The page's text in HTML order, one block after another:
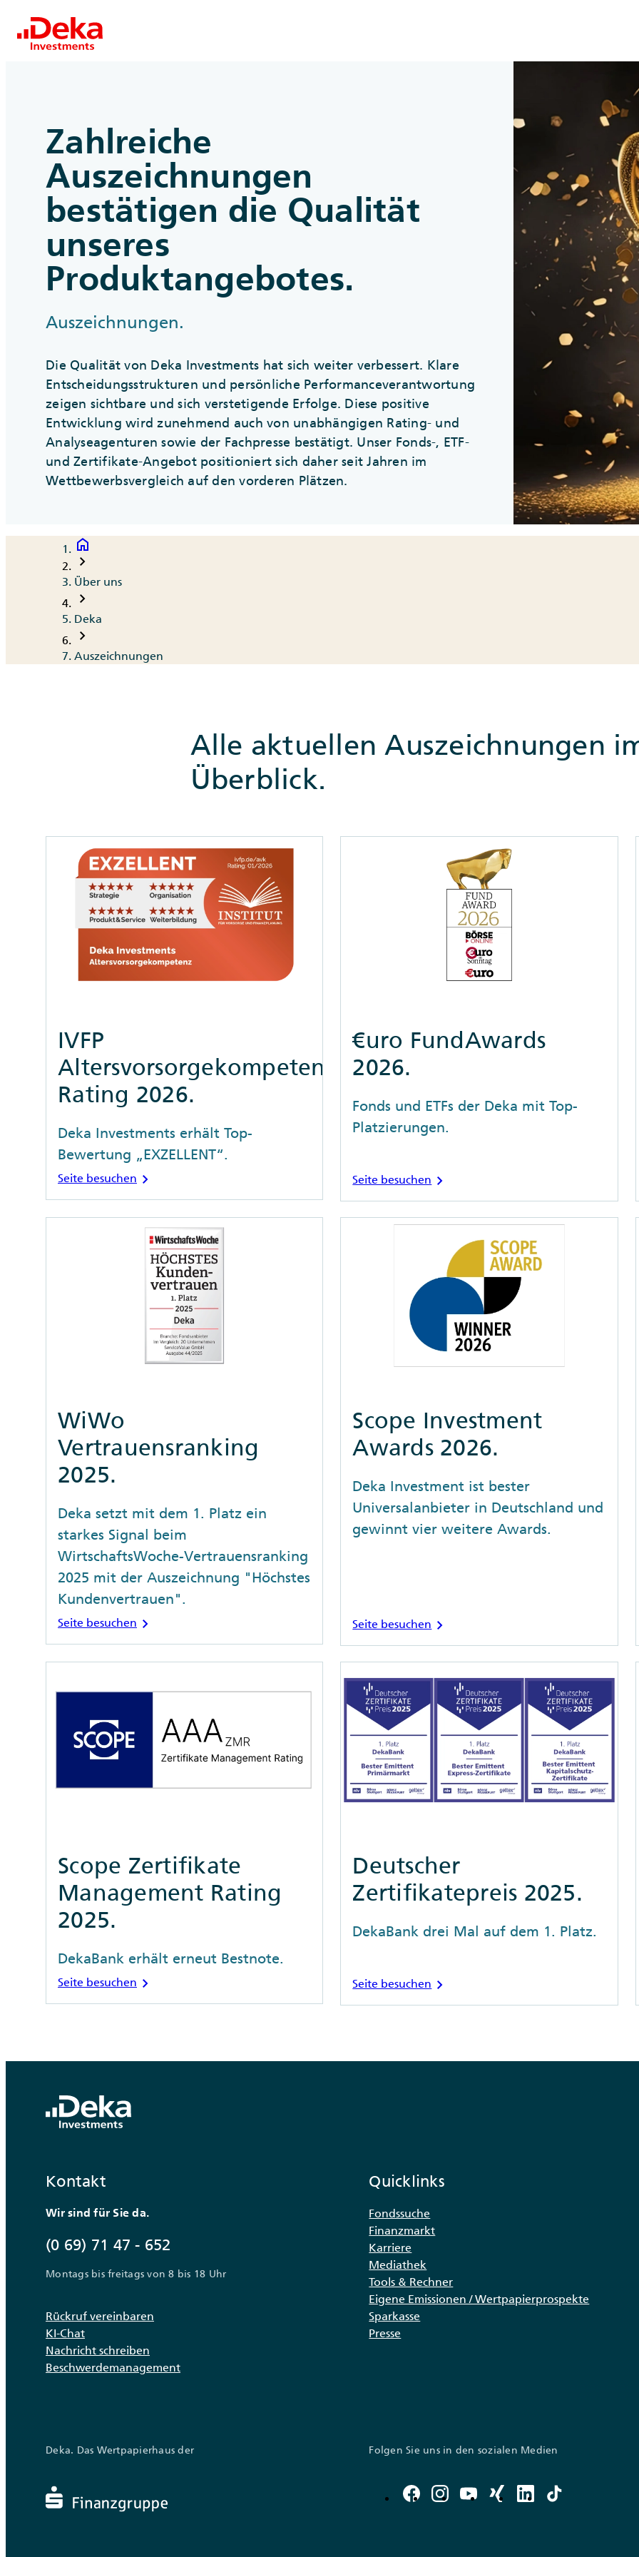
Zahlreiche
Auszeichnungen
bestätigen die Qualität
unseres
Produktangebotes.
Auszeichnungen.
Die Qualität von Deka Investments hat sich weiter verbessert. Klare
Entscheidungsstrukturen und persönliche Performanceverantwortung
zeigen sichtbare und sich verstetigende Erfolge. Diese positive
Entwicklung wird zunehmend auch von unabhängigen Rating- und
Analyseagenturen sowie der Fachpresse bestätigt. Unser Fonds-, ETF-
und Zertifikate-Angebot positioniert sich daher seit Jahren im
Wettbewerbsvergleich auf den vorderen Plätzen.
Breadcrumb
home
chevron_right
Über uns
chevron_right
Deka
chevron_right
Auszeichnungen
Alle aktuellen Auszeichnungen
Überblick.
IVFP
Altersvorsorgekompetenz-
Rating 2026.
Deka Investments erhält Top-
Bewertung „EXZELLENT“.
Seite besuchen chevron_right
€uro FundAwards
2026.
Fonds und ETFs der Deka mit Top-
Platzierungen.
Seite besuchenchevron_right
WiWo
Vertrauensranking
2025.
Deka setzt mit dem 1. Platz ein
starkes Signal beim
WirtschaftsWoche-Vertrauensranking
2025 mit der Auszeichnung "Höchstes
Kundenvertrauen".
Seite besuchen chevron_right
Scope Investment
Awards 2026.
Deka Investment ist bester
Universalanbieter in Deutschland und
gewinnt vier weitere Awards.
Seite besuchenchevron_right
Scope Zertifikate
Management Rating
2025.
DekaBank erhält erneut Bestnote.
Seite besuchen chevron_right
Deutscher
Zertifikatepreis 2025.
DekaBank drei Mal auf dem 1. Platz.
Seite besuchenchevron_right
Kontakt
Wir sind für Sie da.
(0 69) 71 47 - 652
Montags bis freitags von 8 bis 18 Uhr
Rückruf vereinbaren
KI-Chat
Nachricht schreiben
Beschwerdemanagement
Quicklinks
Fondssuche
Finanzmarkt
Karriere
Mediathek
Tools & Rechner
Eigene Emissionen / Wertpapierprospekte
Sparkasse
Presse
Deka. Das Wertpapierhaus der Folgen Sie uns in den sozialen Medien